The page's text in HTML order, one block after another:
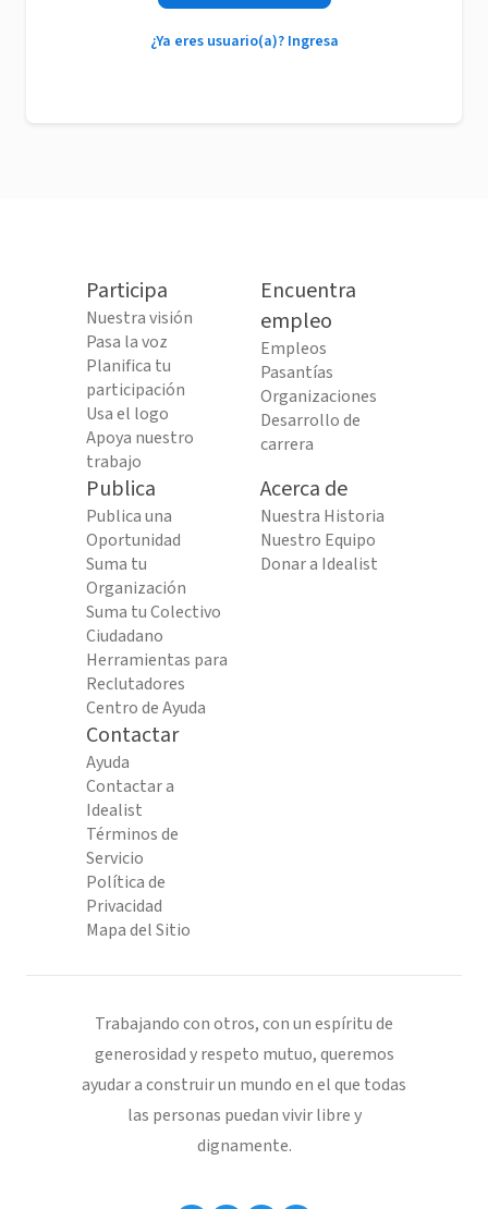
¿Ya eres usuario(a)? Ingresa
Participa
Nuestra visión
Pasa la voz
Planifica tu
participación
Usa el logo
Apoya nuestro
trabajo
Encuentra
empleo
Empleos
Pasantías
Organizaciones
Desarrollo de
carrera
Publica
Publica una
Oportunidad
Suma tu
Organización
Suma tu Colectivo
Ciudadano
Herramientas para
Reclutadores
Centro de Ayuda
Acerca de
Nuestra Historia
Nuestro Equipo
Donar a Idealist
Contactar
Ayuda
Contactar a
Idealist
Términos de
Servicio
Política de
Privacidad
Mapa del Sitio
Trabajando con otros, con un espíritu de
generosidad y respeto mutuo, queremos
ayudar a construir un mundo en el que todas
las personas puedan vivir libre y
dignamente.